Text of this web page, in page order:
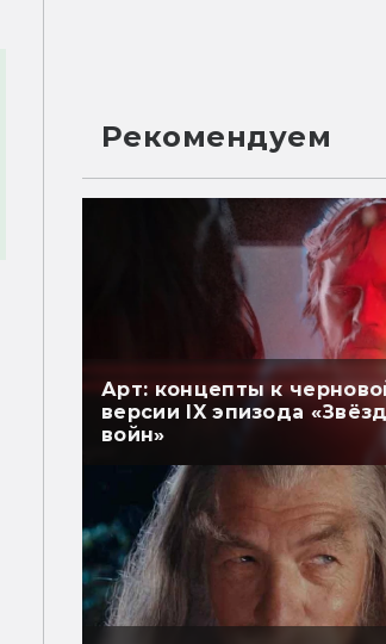
Рекомендуем
Арт: концепты к
версии IX эпизода
войн»